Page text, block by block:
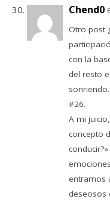
Chend0
Otro post
con la
del resto
#26.
A mi
concepto
entramos
deseosos